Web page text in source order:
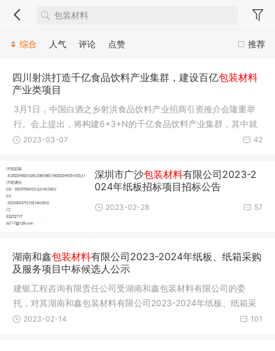
推荐
综合 人气 评论 点赞
四川射洪打造千亿食品饮料产业集群，建设百亿包装材料
产业类项目
3月1日，中国白酒之乡射洪食品饮料产业招商引资推介会隆重举
行。会上提出，将构建6+3+N的千亿食品饮料产业集群，其中就
包括引进
42
2023-03-07
深圳市广沙包装材料有限公司2023-2
024年纸板招标项目招标公告
57
2023-02-28
湖南和鑫包装材料有限公司2023-2024年纸板、纸箱采购
及服务项目中标候选人公示
建银工程咨询有限责任公司受湖南和鑫包装材料有限公司的委
托，对其湖南和鑫包装材料有限公司2023-2024年纸板、纸箱采
购及服务项
101
2023-02-14